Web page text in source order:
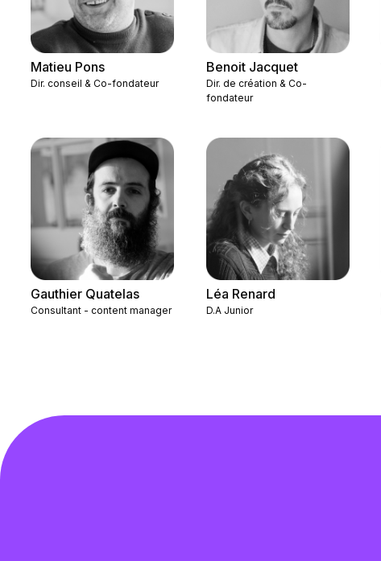
Matieu Pons
Dir. conseil & Co-fondateur
Benoit Jacquet
Dir. de création & Co-
fondateur
Gauthier Quatelas
Consultant - content manager
Léa Renard
D.A Junior